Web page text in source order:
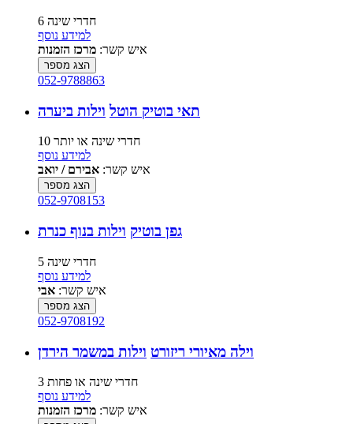
6 חדרי שינה
למידע נוסף
איש קשר: מרכז הזמנות
הצג מספר
052-9788863
תאי בוטיק הוטל וילות ביערה
10 חדרי שינה או יותר
למידע נוסף
איש קשר: אבירם / יואב
הצג מספר
052-9708153
גפן בוטיק וילות בנוף כנרת
5 חדרי שינה
למידע נוסף
איש קשר: אבי
הצג מספר
052-9708192
וילה מאיורי ריזורט וילות במשמר הירדן
3 חדרי שינה או פחות
למידע נוסף
איש קשר: מרכז הזמנות